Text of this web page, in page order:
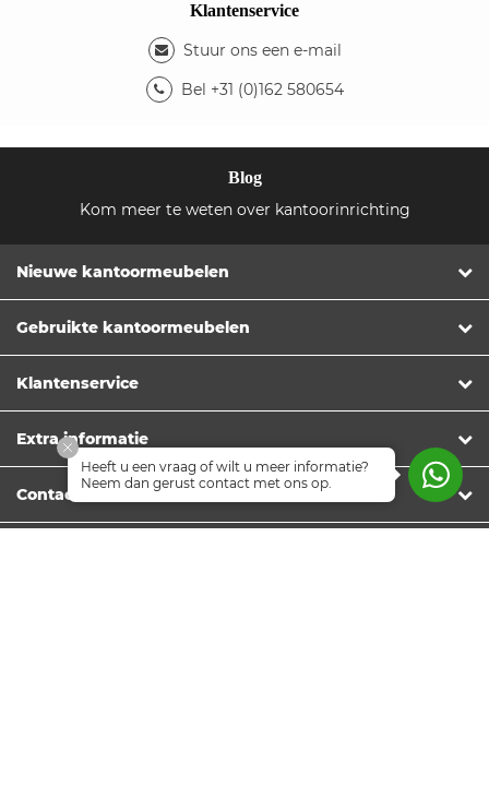
Klantenservice
Stuur ons een e-mail
Bel +31 (0)162 580654
Blog
Kom meer te weten over kantoorinrichting
Nieuwe kantoormeubelen
Gebruikte kantoormeubelen
Klantenservice
Extra informatie
Contact
Heeft u een vraag of wilt u meer informatie?
Neem dan gerust contact met ons op.